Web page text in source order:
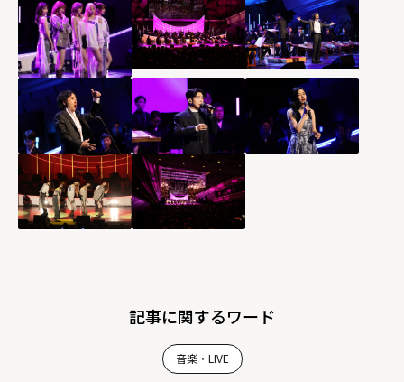
記事に関するワード
音楽・LIVE